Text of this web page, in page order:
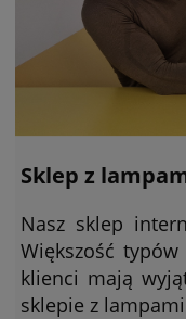
Sklep z
Nasz sklep
Większość
klienci mają
sklepie z